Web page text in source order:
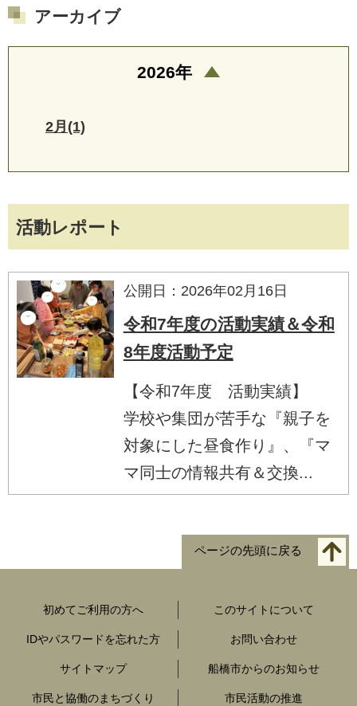
活動レポート
公開日：2026年02月16日
令和7年度の活動実績＆令和
8年度活動予定
【令和7年度 活動実績】
学校や集団が苦手な『親子を
対象にした昼食作り』、『マ
マ同士の情報共有＆交換...
アーカイブ
2026年
2月(1)
ページの先頭に戻る
初めてご利用の方へ このサイトについて
IDやパスワードを忘れた方 お問い合わせ
サイトマップ 船橋市からのお知らせ
市民と協働のまちづくり 市民活動の推進